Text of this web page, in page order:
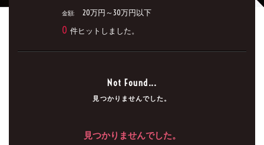
金額: 20万円～30万円以下
0 件ヒットしました。
Not Found...
見つかりませんでした。
見つかりませんでした。